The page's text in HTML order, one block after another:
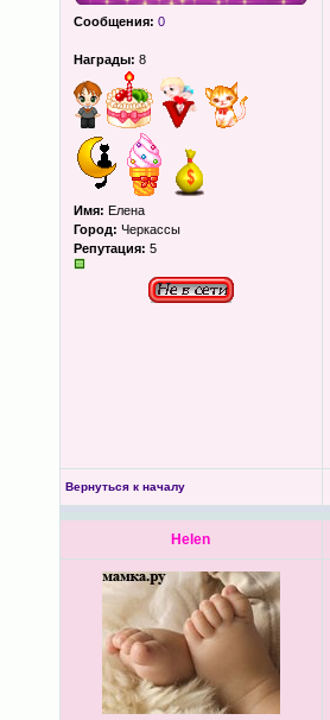
Сообщения: 0
Награды: 8
Имя: Елена
Город: Черкассы
Репутация: 5
Вернуться к началу
Helen